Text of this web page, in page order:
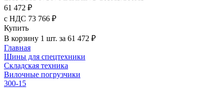
61 472 ₽
с НДС 73 766 ₽
Купить
В корзину 1 шт. за 61 472 ₽
Главная
Шины для спецтехники
Складская техника
Вилочные погрузчики
300-15